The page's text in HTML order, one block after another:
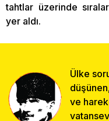
tahtlar üzerinde
yer aldı.
Ülke
ve